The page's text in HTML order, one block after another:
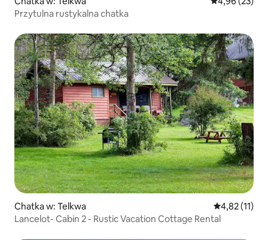
Przytulna rustykalna chatka
Chatka w: Telkwa Średnia
4,82 (11)
Lancelot- Cabin 2 - Rustic Vacation Cottage Rental